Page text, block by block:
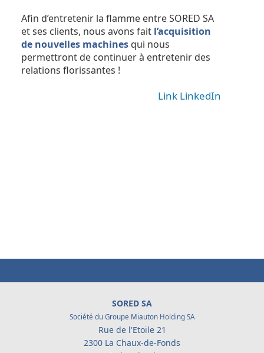
Afin d’entretenir la flamme entre SORED SA
et ses clients, nous avons fait l’acquisition
de nouvelles machinesqui nous
permettront de continuer à entretenir des
relations florissantes !
Link LinkedIn
SORED SA
Société du Groupe Miauton Holding SA
Rue de l'Etoile 21
2300 La Chaux-de-Fonds